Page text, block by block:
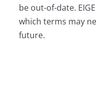
be out-of-date.
which terms may
future.